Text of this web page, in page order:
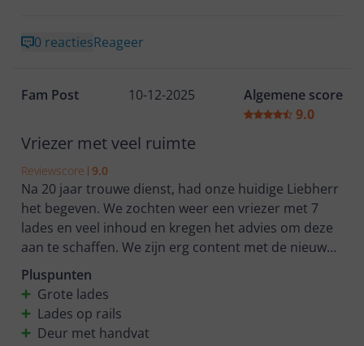
0 reactiesReageer
Fam Post 10-12-2025
Algemene score
9.0
Vriezer met veel ruimte
Reviewscore 9.0
Na 20 jaar trouwe dienst, had onze huidige Liebherr
het begeven. We zochten weer een vriezer met 7
lades en veel inhoud en kregen het advies om deze
aan te schaffen. We zijn erg content met de nieuwe
vriezer en er zit echt veel ruimte in, de lades op rails
zijn ook erg fijn. Hopelijk gaat deze ook weer net zo
lang mee.
Pluspunten
Grote lades
Lades op rails
Deur met handvat